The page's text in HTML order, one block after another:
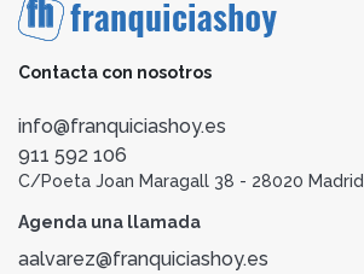
Contacta con nosotros
info@franquiciashoy.es
911 592 106
C/Poeta Joan Maragall 38 - 28020 Madrid
Agenda una llamada
aalvarez@franquiciashoy.es